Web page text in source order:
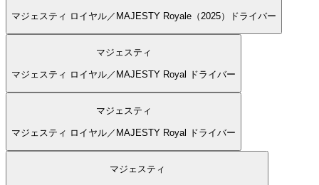
マジェスティ ロイヤル／MAJESTY Royale（2025）ドライバー
マジェスティ
マジェスティ ロイヤル／MAJESTY Royal ドライバー
マジェスティ
マジェスティ ロイヤル／MAJESTY Royal ドライバー
マジェスティ